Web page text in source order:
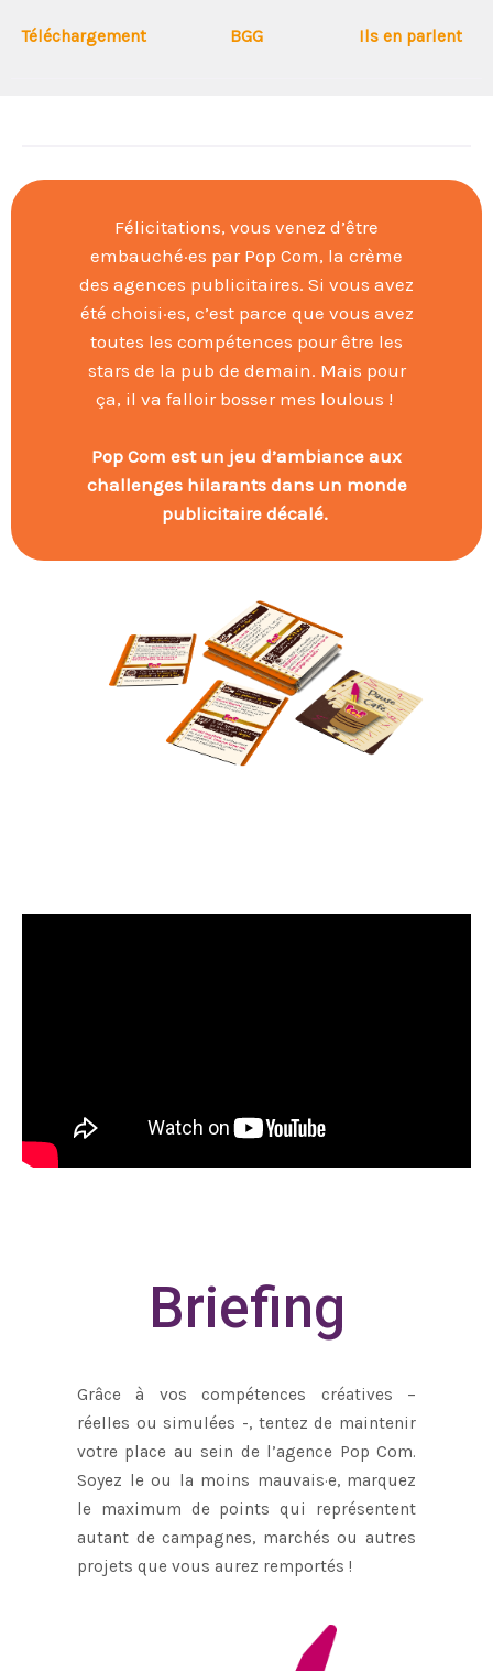
Téléchargement BGG Ils en parlent
Félicitations, vous venez d’être
embauché·es par Pop Com, la crème
des agences publicitaires. Si vous avez
été choisi·es, c’est parce que vous avez
toutes les compétences pour être les
stars de la pub de demain. Mais pour
ça, il va falloir bosser mes loulous !
Pop Com est un jeu d’ambiance aux
challenges hilarants dans un monde
publicitaire décalé.
Briefing
Grâce à vos compétences créatives –
réelles ou simulées -, tentez de maintenir
votre place au sein de l’agence Pop Com.
Soyez le ou la moins mauvais·e, marquez
le maximum de points qui représentent
autant de campagnes, marchés ou autres
projets que vous aurez remportés !